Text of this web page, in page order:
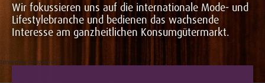
Wir fokussieren uns auf die internationale Mode- und
Lifestylebranche und bedienen das wachsende
Interesse am ganzheitlichen Konsumgütermarkt.
Connecting Competence 1